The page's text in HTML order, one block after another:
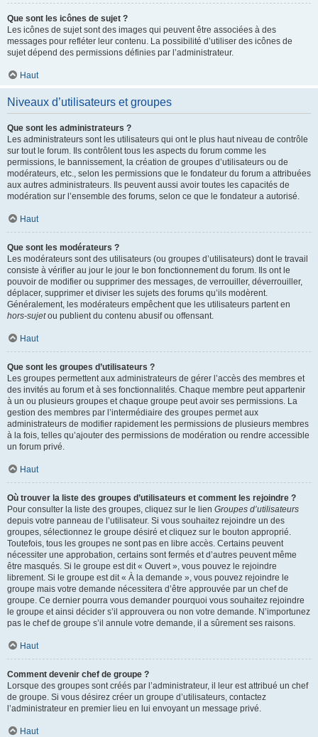
Que sont les icônes de sujet ?
Les icônes de sujet sont des images qui peuvent être associées à des
messages pour refléter leur contenu. La possibilité d’utiliser des icônes de
sujet dépend des permissions définies par l’administrateur.
Haut
Niveaux d’utilisateurs et groupes
Que sont les administrateurs ?
Les administrateurs sont les utilisateurs qui ont le plus haut niveau de contrôle
sur tout le forum. Ils contrôlent tous les aspects du forum comme les
permissions, le bannissement, la création de groupes d’utilisateurs ou de
modérateurs, etc., selon les permissions que le fondateur du forum a attribuées
aux autres administrateurs. Ils peuvent aussi avoir toutes les capacités de
modération sur l’ensemble des forums, selon ce que le fondateur a autorisé.
Haut
Que sont les modérateurs ?
Les modérateurs sont des utilisateurs (ou groupes d’utilisateurs) dont le travail
consiste à vérifier au jour le jour le bon fonctionnement du forum. Ils ont le
pouvoir de modifier ou supprimer des messages, de verrouiller, déverrouiller,
déplacer, supprimer et diviser les sujets des forums qu’ils modèrent.
Généralement, les modérateurs empêchent que les utilisateurs partent en
hors-sujetou publient du contenu abusif ou offensant.
Haut
Que sont les groupes d’utilisateurs ?
Les groupes permettent aux administrateurs de gérer l’accès des membres et
des invités au forum et à ses fonctionnalités. Chaque membre peut appartenir
à un ou plusieurs groupes et chaque groupe peut avoir ses permissions. La
gestion des membres par l’intermédiaire des groupes permet aux
administrateurs de modifier rapidement les permissions de plusieurs membres
à la fois, telles qu’ajouter des permissions de modération ou rendre accessible
un forum privé.
Haut
Où trouver la liste des groupes d’utilisateurs et comment les rejoindre ?
Pour consulter la liste des groupes, cliquez sur le lien Groupes d’utilisateurs
depuis votre panneau de l’utilisateur. Si vous souhaitez rejoindre un des
groupes, sélectionnez le groupe désiré et cliquez sur le bouton approprié.
Toutefois, tous les groupes ne sont pas en libre accès. Certains peuvent
nécessiter une approbation, certains sont fermés et d’autres peuvent même
être masqués. Si le groupe est dit « Ouvert », vous pouvez le rejoindre
librement. Si le groupe est dit « À la demande », vous pouvez rejoindre le
groupe mais votre demande nécessitera d’être approuvée par un chef de
groupe. Ce dernier pourra vous demander pourquoi vous souhaitez rejoindre
le groupe et ainsi décider s’il approuvera ou non votre demande. N’importunez
pas le chef de groupe s’il annule votre demande, il a sûrement ses raisons.
Haut
Comment devenir chef de groupe ?
Lorsque des groupes sont créés par l’administrateur, il leur est attribué un chef
de groupe. Si vous désirez créer un groupe d’utilisateurs, contactez
l’administrateur en premier lieu en lui envoyant un message privé.
Haut